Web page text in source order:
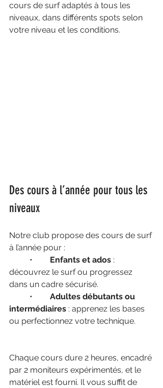
cours de surf adaptés à tous les
niveaux, dans différents spots selon
votre niveau et les conditions.
Des cours à l’année pour tous les
niveaux
Notre club propose des cours de surf
à l’année pour :
Enfants et ados :
découvrez le surf ou progressez
dans un cadre sécurisé.
Adultes débutants ou
intermédiaires : apprenez les bases
ou perfectionnez votre technique.
Chaque cours dure 2 heures, encadré
par 2 moniteurs expérimentés, et le
matériel est fourni. Il vous suffit de